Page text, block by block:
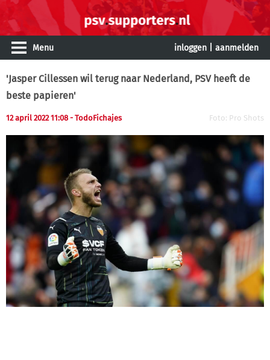
Menu inloggen aanmelden
'Jasper Cillessen wil terug naar Nederland, PSV heeft de
beste papieren'
12 april 2022 11:08 - TodoFichajes Foto: Pro Shots